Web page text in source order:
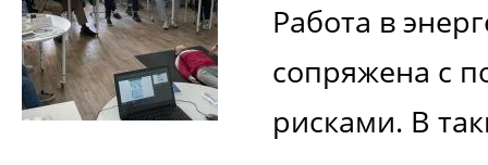
Работа в
сопряжена с
рисками. В